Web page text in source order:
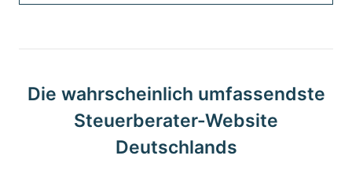
Die wahrscheinlich umfassendste
Steuerberater-Website
Deutschlands